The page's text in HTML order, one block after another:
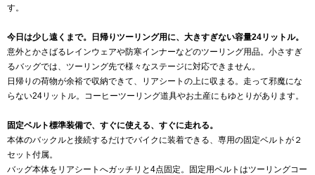
す。
今日は少し遠くまで。日帰りツーリング用に、大きすぎない容量24リットル。
意外とかさばるレインウェアや防寒インナーなどのツーリング用品。小さすぎ
るバッグでは、ツーリング先で様々なステージに対応できません。
日帰りの荷物が余裕で収納できて、リアシートの上に収まる。走って邪魔にな
らない24リットル。コーヒーツーリング道具やお土産にもゆとりがあります。
固定ベルト標準装備で、すぐに使える、すぐに走れる。
本体のバックルと接続するだけでバイクに装着できる、専用の固定ベルトが２
セット付属。
バッグ本体をリアシートへガッチリと4点固定。固定用ベルトはツーリングコー